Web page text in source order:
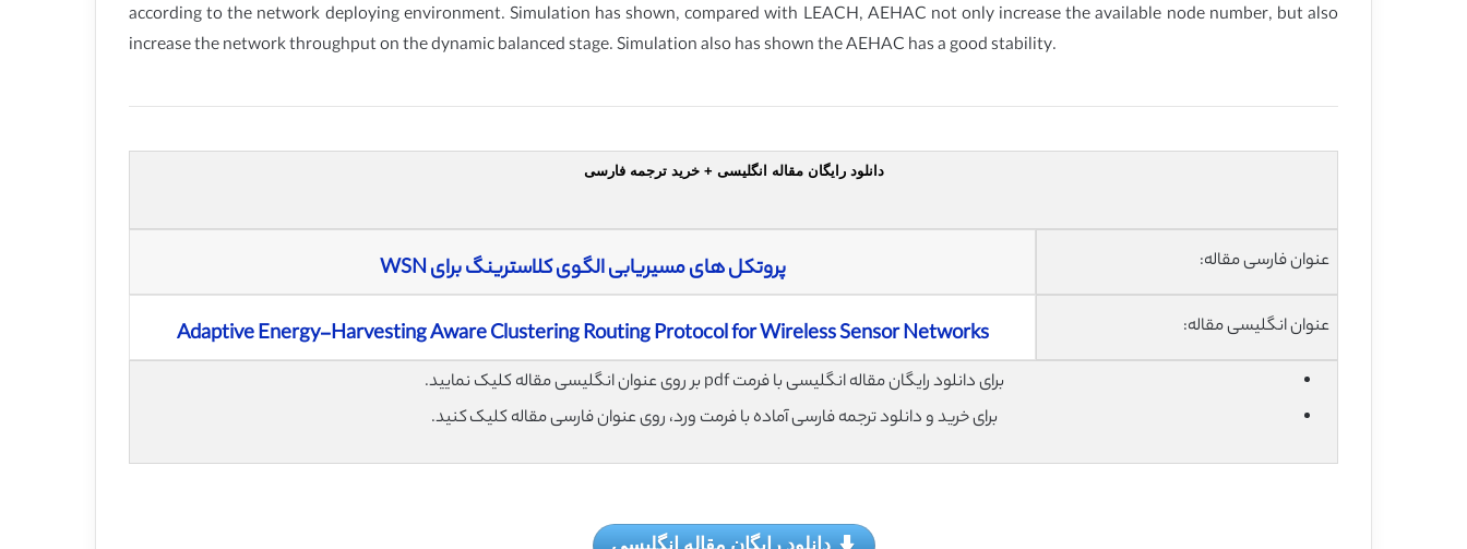
according to the network deploying environment. Simulation has shown, compared with LEACH, AEHAC not only increase the available node number, but also
increase the network throughput on the dynamic balanced stage. Simulation also has shown the AEHAC has a good stability.
دانلود رایگان مقاله انگلیسی + خرید ترجمه فارسی
عنوان فارسی مقاله: پروتکل های مسیریابی الگوی کلاسترینگ برای WSN
عنوان انگلیسی مقاله: Adaptive Energy-Harvesting Aware Clustering Routing Protocol for Wireless Sensor Networks
برای دانلود رایگان مقاله انگلیسی با فرمت pdf بر روی عنوان انگلیسی مقاله کلیک نمایید.
برای خرید و دانلود ترجمه فارسی آماده با فرمت ورد، روی عنوان فارسی مقاله کلیک کنید.
دانلود رایگان مقاله انگلیسی